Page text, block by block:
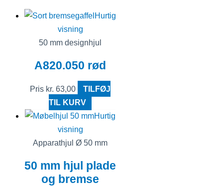
Hurtig
visning
50 mm designhjul
A820.050 rød
Pris kr. 63,00
TILFØJ
TIL KURV
Hurtig
visning
Apparathjul Ø 50 mm
50 mm hjul plade
og bremse